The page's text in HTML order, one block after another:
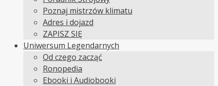
Poznaj mistrzów klimatu
Adres i dojazd
ZAPISZ SIĘ
Uniwersum Legendarnych
Od czego zacząć
Ronopedia
Ebooki i Audiobooki